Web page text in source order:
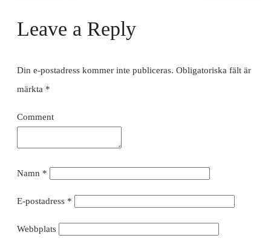
Leave a Reply
Din e-postadress kommer inte publiceras. Obligatoriska fält är
märkta *
Comment
Namn *
E-postadress *
Webbplats